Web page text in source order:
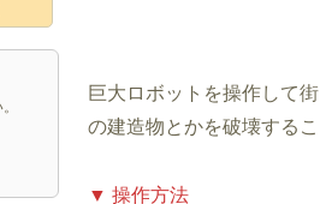
巨大ロボットを操作して
の建造物とかを破壊する
▼ 操作方法